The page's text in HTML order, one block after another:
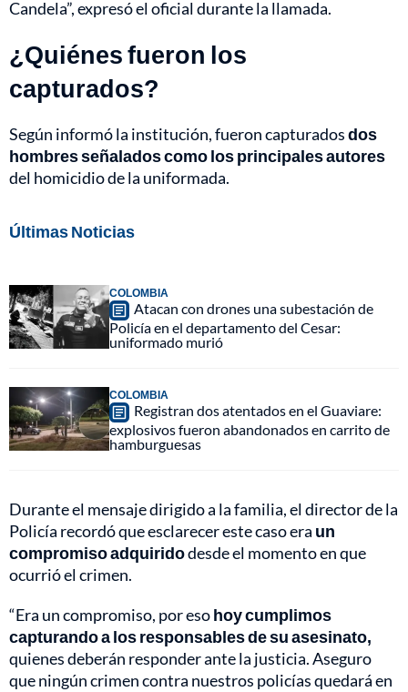
Candela”, expresó el oficial durante la llamada.
¿Quiénes fueron los
capturados?
Según informó la institución, fueron capturadosdos
hombres señalados como los principales autores
del homicidio de la uniformada.
Últimas Noticias
COLOMBIA
Atacan con drones una subestación de
Policía en el departamento del Cesar:
uniformado murió
COLOMBIA
Registran dos atentados en el Guaviare:
explosivos fueron abandonados en carrito de
hamburguesas
Durante el mensaje dirigido a la familia, el director de la
Policía recordó que esclarecer este caso era un
compromiso adquiridodesde el momento en que
ocurrió el crimen.
“Era un compromiso, por esohoy cumplimos
capturando a los responsables de su asesinato,
quienes deberán responder ante la justicia. Aseguro
que ningún crimen contra nuestros policías quedará en